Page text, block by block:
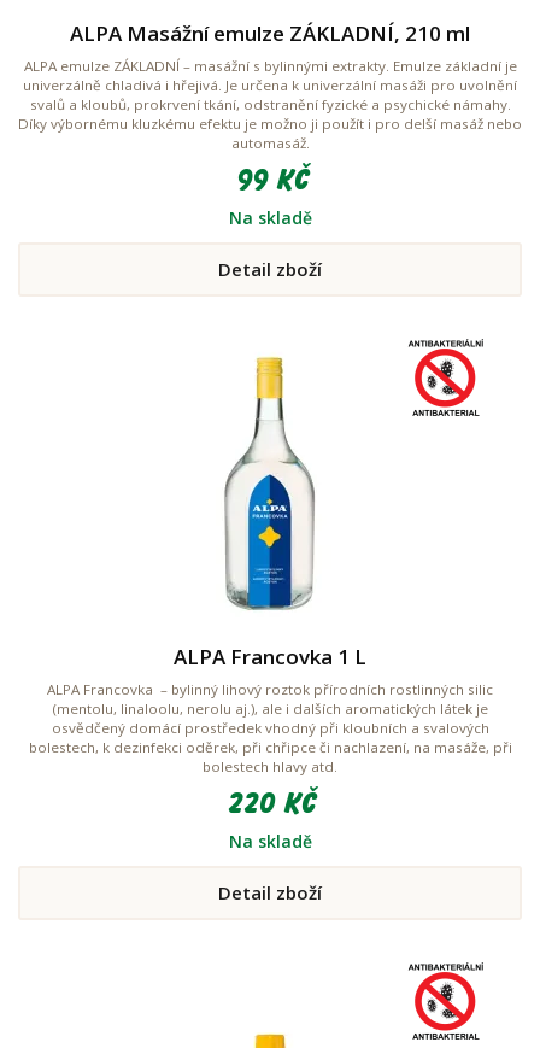
ALPA Masážní emulze ZÁKLADNÍ, 210 ml
ALPA emulze ZÁKLADNÍ – masážní s bylinnými extrakty. Emulze základní je
univerzálně chladivá i hřejivá. Je určena k univerzální masáži pro uvolnění
svalů a kloubů, prokrvení tkání, odstranění fyzické a psychické námahy.
Díky výbornému kluzkému efektu je možno ji použít i pro delší masáž nebo
automasáž.
99 Kč
Na skladě
Detail zboží
ALPA Francovka 1 L
ALPA Francovka – bylinný lihový roztok přírodních rostlinných silic
(mentolu, linaloolu, nerolu aj.), ale i dalších aromatických látek je
osvědčený domácí prostředek vhodný při kloubních a svalových
bolestech, k dezinfekci oděrek, při chřipce či nachlazení, na masáže, při
bolestech hlavy atd.
220 Kč
Na skladě
Detail zboží